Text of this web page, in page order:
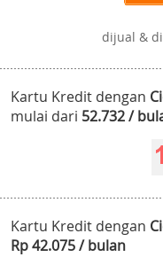
dijual &
Kartu Kredit dengan
mulai dari 52.732 /
Kartu Kredit dengan
Rp 42.075 / bulan